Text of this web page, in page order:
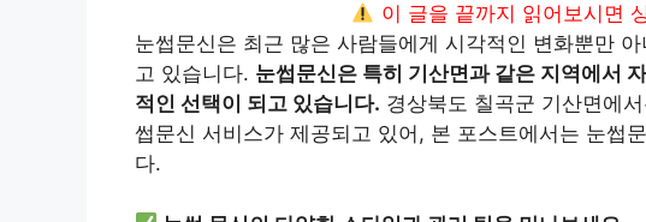
이 글을 끝까지 읽어보시면
눈썹문신은 최근 많은 사람들에게 시각적인 변화뿐만
고 있습니다. 눈썹문신은 특히 기산면과 같은 지역에서
적인 선택이 되고 있습니다. 경상북도 칠곡군 기산면에
썹문신 서비스가 제공되고 있어, 본 포스트에서는 눈썹
다.